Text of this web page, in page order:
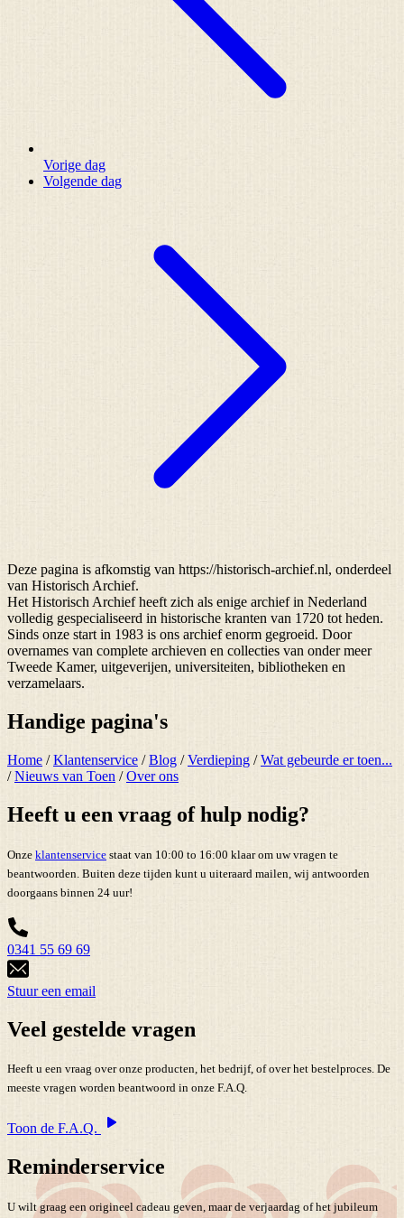
Vorige dag
Volgende dag
Deze pagina is afkomstig van https://historisch-archief.nl, onderdeel
van Historisch Archief.
Het Historisch Archief heeft zich als enige archief in Nederland
volledig gespecialiseerd in historische kranten van 1720 tot heden.
Sinds onze start in 1983 is ons archief enorm gegroeid. Door
overnames van complete archieven en collecties van onder meer
Tweede Kamer, uitgeverijen, universiteiten, bibliotheken en
verzamelaars.
Handige pagina's
Home /Klantenservice /Blog /Verdieping /Wat gebeurde er toen...
/Nieuws van Toen /Over ons
Heeft u een vraag of hulp nodig?
Onze klantenservice staat van 10:00 to 16:00 klaar om uw vragen te
beantwoorden. Buiten deze tijden kunt u uiteraard mailen, wij antwoorden
doorgaans binnen 24 uur!
0341 55 69 69
Stuur een email
Veel gestelde vragen
Heeft u een vraag over onze producten, het bedrijf, of over het bestelproces. De
meeste vragen worden beantwoord in onze F.A.Q.
Toon de F.A.Q.
Reminderservice
U wilt graag een origineel cadeau geven, maar de verjaardag of het jubileum